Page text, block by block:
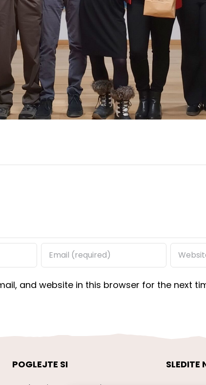
and website in this browser for the next
POGLEJTE SI SLEDITE